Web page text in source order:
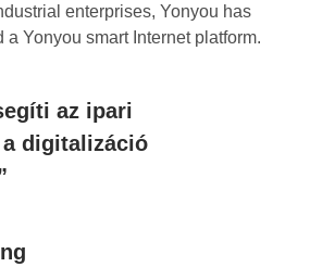
enterprises, Yonyou has
a Yonyou smart Internet platform.
az ipari
digitalizáció